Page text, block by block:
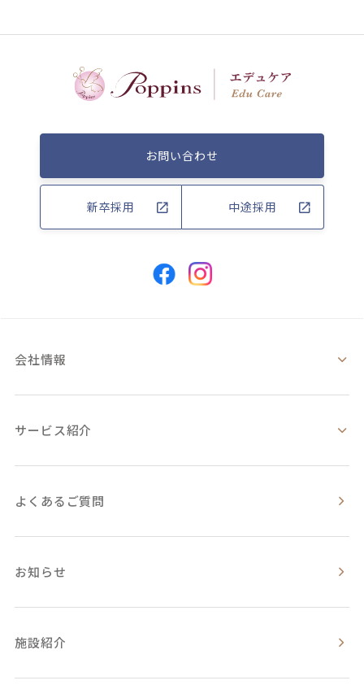
お問い合わせ
新卒採用 中途採用
会社情報
サービス紹介
よくあるご質問
お知らせ
施設紹介